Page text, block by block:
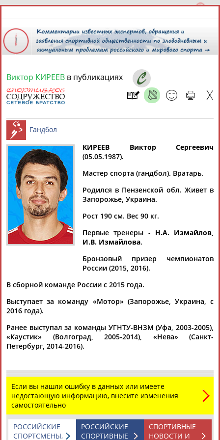
8 августа 2026 года,
СПОРТСМЕНЫ, ТРЕНЕРЫ И СПЕЦИАЛИСТЫ
Найдено: 1персона Расширенный поиск
Виктор
КИРЕЕВ
Ваш запрос: "Виктор КИРЕЕВ"
Документы 1-10 из 25 найденных уникальных документов
Известен состав сборной России на чемпионат Европы по
гандболу
...Артем Грушко ("Чеховские медведи"), Виктор Киреев
(ЦСКА), левые крайние - Роман Остащенко...
Стал известен расширенный состав мужской сборной России
по гандболу на чемпионат Европы
...("Чеховские медведи"), Денис Заболотин (СКИФ),
Киреев(ЦСКА), Станислав Третынко...
(Проект:Информационное агентство СТАДИОН)
06.12.2021
Приехали "Медведи": чуда не случилось
Виктор КИРЕЕВ в публикациях
Гандбол
КИРЕЕВ Виктор Сергеевич
(05.05.1987).
Мастер спорта (гандбол). Вратарь.
Родился в Пензенской обл. Живет в
Запорожье, Украина.
Рост 190 см. Вес 90 кг.
Первые тренеры - Н.А. Измайлов,
И.В. Измайлова.
Бронзовый призер чемпионатов
России (2015, 2016).
В сборной команде России с 2015 года.
Выступает за команду «Мотор» (Запорожье, Украина, с
2016 года).
Ранее выступал за команды УГНТУ-ВНЗМ (Уфа, 2003-2005),
«Каустик» (Волгоград, 2005-2014), «Нева» (Санкт-
Петербург, 2014-2016).
Если вы нашли ошибку в данных или имеете
недостающую информацию, внесите изменения
самостоятельно
СПОРТИВНЫЕ
НОВОСТИ И
РОССИЙСКИЕ
СПОРТИВНЫЕ
РОССИЙСКИЕ
СПОРТСМЕНЫ,